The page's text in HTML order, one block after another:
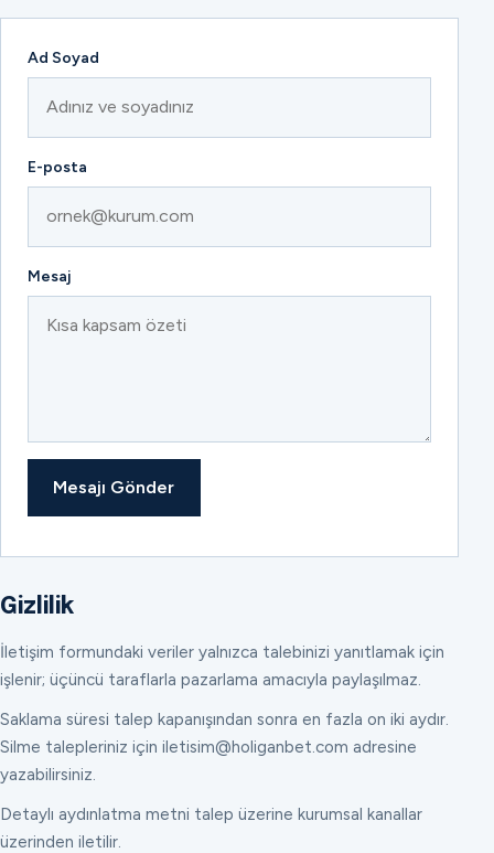
Ad Soyad
E-posta
Mesaj
Mesajı Gönder
Gizlilik
İletişim formundaki veriler yalnızca talebinizi yanıtlamak için
işlenir; üçüncü taraflarla pazarlama amacıyla paylaşılmaz.
Saklama süresi talep kapanışından sonra en fazla on iki aydır.
Silme talepleriniz için iletisim@holiganbet.com adresine
yazabilirsiniz.
Detaylı aydınlatma metni talep üzerine kurumsal kanallar
üzerinden iletilir.